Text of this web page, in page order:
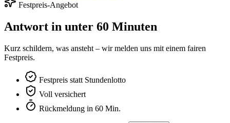
Festpreis-Angebot
Antwort in unter 60 Minuten
Kurz schildern, was ansteht – wir melden uns mit einem fairen
Festpreis.
Festpreis statt Stundenlotto
Voll versichert
Rückmeldung in 60 Min.